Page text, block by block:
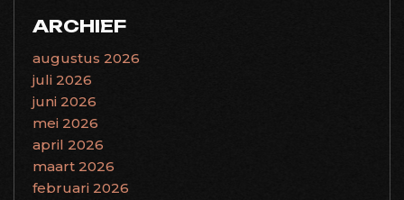
ARCHIEF
augustus 2026
juli 2026
juni 2026
mei 2026
april 2026
maart 2026
februari 2026